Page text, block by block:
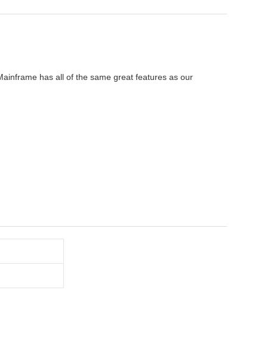
has all of the same great features as our